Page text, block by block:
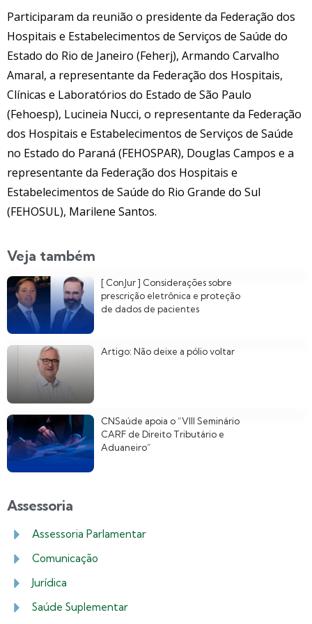
Participaram da reunião o presidente da Federação dos
Hospitais e Estabelecimentos de Serviços de Saúde do
Estado do Rio de Janeiro (Feherj), Armando Carvalho
Amaral, a representante da Federação dos Hospitais,
Clínicas e Laboratórios do Estado de São Paulo
(Fehoesp), Lucineia Nucci, o representante da Federação
dos Hospitais e Estabelecimentos de Serviços de Saúde
no Estado do Paraná (FEHOSPAR), Douglas Campos e a
representante da Federação dos Hospitais e
Estabelecimentos de Saúde do Rio Grande do Sul
(FEHOSUL), Marilene Santos.
Veja também
[ ConJur ] Considerações sobre
prescrição eletrônica e proteção
de dados de pacientes
Artigo: Não deixe a pólio voltar
CNSaúde apoia o “VIII Seminário
CARF de Direito Tributário e
Aduaneiro”
Assessoria
Assessoria Parlamentar
Comunicação
Jurídica
Saúde Suplementar